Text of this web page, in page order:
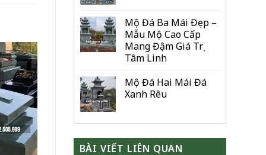
Mộ Đá Ba Mái Đẹp –
Mẫu Mộ Cao Cấp
Mang Đậm Giá Trị
Tâm Linh
Mộ Đá Hai Mái Đá
Xanh Rêu
BÀI VIẾT LIÊN QUAN